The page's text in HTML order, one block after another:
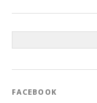
FACEBOOK